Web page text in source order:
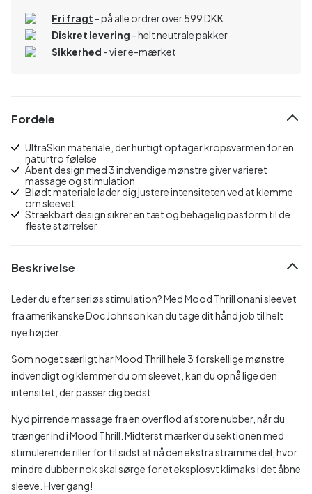
Fri fragt - på alle ordrer over 599 DKK
Diskret levering - helt neutrale pakker
Sikkerhed - vi er e-mærket
Fordele
UltraSkin materiale, der hurtigt optager kropsvarmen for en
naturtro følelse
Åbent design med 3 indvendige mønstre giver varieret
massage og stimulation
Blødt materiale lader dig justere intensiteten ved at klemme
om sleevet
Strækbart design sikrer en tæt og behagelig pasform til de
fleste størrelser
Beskrivelse
Leder du efter seriøs stimulation? Med Mood Thrill onani sleevet
fra amerikanske Doc Johnson kan du tage dit hånd job til helt
nye højder.
Som noget særligt har Mood Thrill hele 3 forskellige mønstre
indvendigt og klemmer du om sleevet, kan du opnå lige den
intensitet, der passer dig bedst.
Nyd pirrende massage fra en overflod af store nubber, når du
trænger ind i Mood Thrill. Midterst mærker du sektionen med
stimulerende riller for til sidst at nå den ekstra stramme del, hvor
mindre dubber nok skal sørge for et eksplosvt klimaks i det åbne
sleeve. Hver gang!